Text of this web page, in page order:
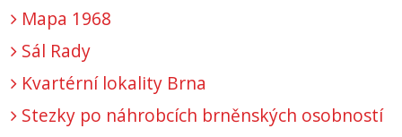
Mapa 1968
Sál Rady
Kvartérní lokality Brna
Stezky po náhrobcích brněnských osobností